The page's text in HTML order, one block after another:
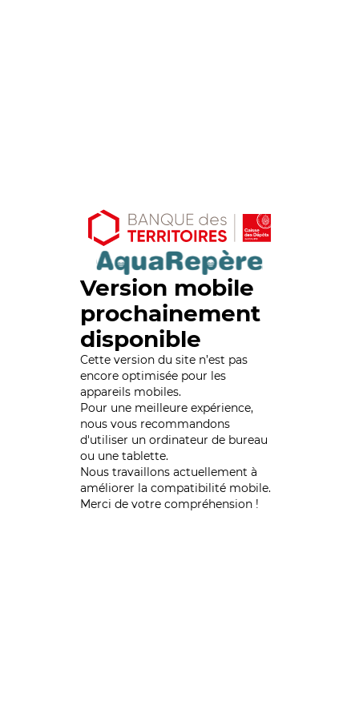
Version mobile
prochainement
disponible
Cette version du site n’est pas
encore optimisée pour les
appareils mobiles.
Pour une meilleure expérience,
nous vous recommandons
d'utiliser un ordinateur de bureau
ou une tablette.
Nous travaillons actuellement à
améliorer la compatibilité mobile.
Merci de votre compréhension !